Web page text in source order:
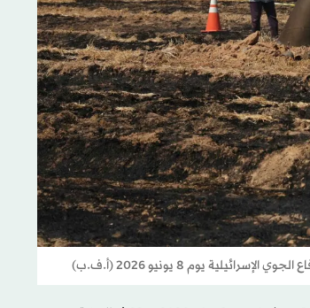
يوم 8 يونيو 2026 (أ.ف.ب)